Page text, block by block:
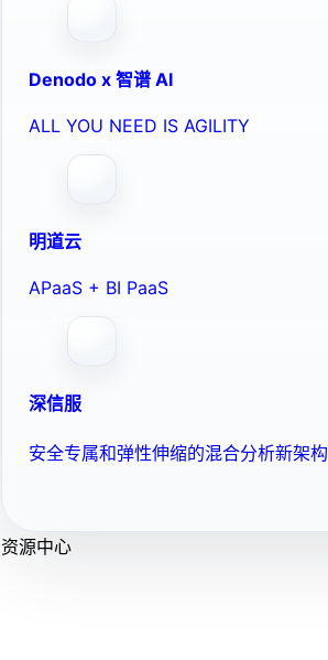
Denodo x 智谱 AI
ALL YOU NEED IS AGILITY
明道云
APaaS + BI PaaS
深信服
安全专属和弹性伸缩的混合分析新架构
资源中心